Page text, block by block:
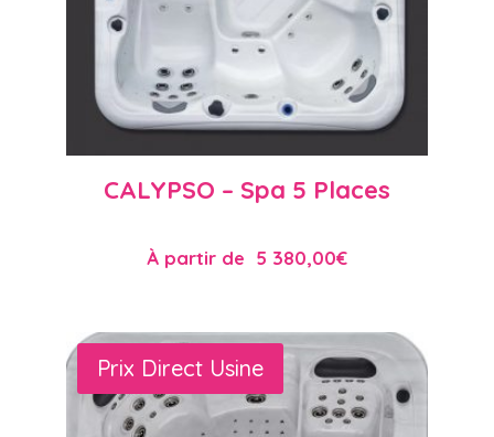
CALYPSO – Spa 5 Places
À partir de 5 380,00€
Prix Direct Usine